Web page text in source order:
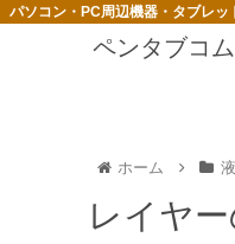
パソコン・PC周辺機器・タブレ
ペンタブコム
ホーム
レイヤ